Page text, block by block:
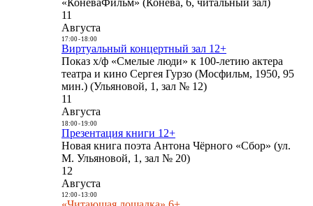
«КоневаФильм» (Конева, 6, читальный зал)
11
Августа
17:00- 18:00
Виртуальный концертный зал 12+
Показ х/ф «Смелые люди» к 100-летию актера
театра и кино Сергея Гурзо (Мосфильм, 1950, 95
мин.) (Ульяновой, 1, зал № 12)
11
Августа
18:00- 19:00
Презентация книги 12+
Новая книга поэта Антона Чёрного «Сбор» (ул.
М. Ульяновой, 1, зал № 20)
12
Августа
12:00- 13:00